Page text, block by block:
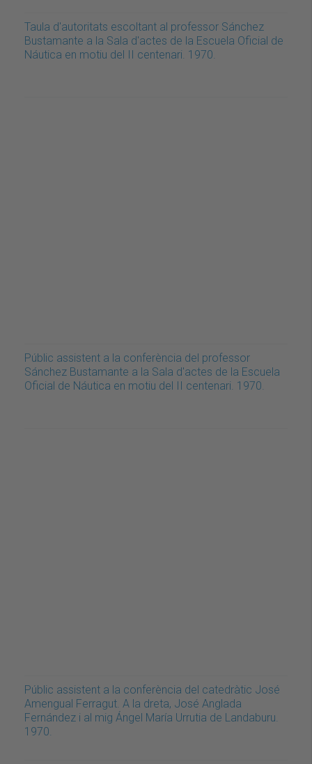
Taula d'autoritats escoltant al professor Sánchez
Bustamante a la Sala d'actes de la Escuela Oficial de
Náutica en motiu del II centenari. 1970.
Públic assistent a la conferència del professor
Sánchez Bustamante a la Sala d'actes de la Escuela
Oficial de Náutica en motiu del II centenari. 1970.
Públic assistent a la conferència del catedràtic José
Amengual Ferragut. A la dreta, José Anglada
Fernández i al mig Ángel María Urrutia de Landaburu.
1970.